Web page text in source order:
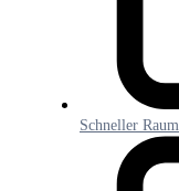
Schneller Raum